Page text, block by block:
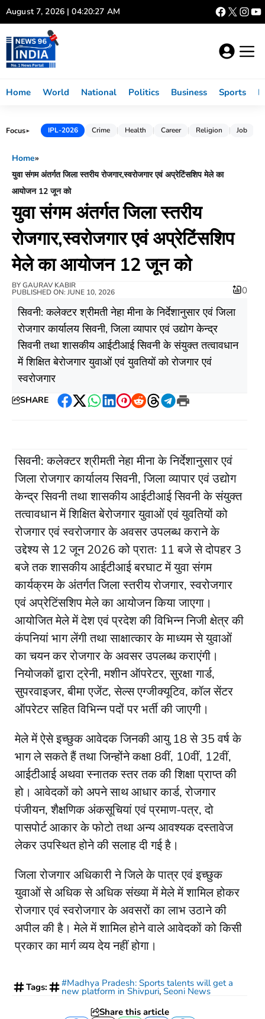
Skip
to
content
August 7, 2026 | 04:20:27 AM
Home World National Politics Business Sports
Focus► IPL-2026 Crime Health Career Religion Job
Home»
युवा संगम अंतर्गत जिला स्तरीय रोजगार,स्वरोजगार एवं अप्रेटिंसशिप मेले का
आयोजन 12 जून को
युवा संगम अंतर्गत जिला स्तरीय
रोजगार,स्वरोजगार एवं अप्रेटिंसशिप
मेले का आयोजन 12 जून को
BYGAURAV KABIR
PUBLISHED ON: JUNE 10, 2026 0
सिवनी: कलेक्टर श्रीमती नेहा मीना के निर्देशानुसार एवं जिला
रोजगार कार्यालय सिवनी, जिला व्यापार एवं उद्योग केन्द्र
सिवनी तथा शासकीय आईटीआई सिवनी के संयुक्त तत्वावधान
में शिक्षित बेरोजगार युवाओं एवं युवतियों को रोजगार एवं
स्वरोजगार
SHARE
Facebook
Twitter
WhatsApp
LinkedIn
Pinterest
RedditThreads
Telegram
Print
सिवनी: कलेक्टर श्रीमती नेहा मीना के निर्देशानुसार एवं
जिला रोजगार कार्यालय सिवनी, जिला व्यापार एवं उद्योग
केन्द्र सिवनी तथा शासकीय आईटीआई सिवनी के संयुक्त
तत्वावधान में शिक्षित बेरोजगार युवाओं एवं युवतियों को
रोजगार एवं स्वरोजगार के अवसर उपलब्ध कराने के
उद्देश्य से 12 जून 2026 को प्रातः 11 बजे से दोपहर 3
बजे तक शासकीय आईटीआई बरघाट में युवा संगम
कार्यक्रम के अंतर्गत जिला स्तरीय रोजगार, स्वरोजगार
एवं अप्रेटिंसशिप मेले का आयोजन किया जाएगा।
आयोजित मेले में देश एवं प्रदेश की विभिन्न निजी क्षेत्र की
कंपनियां भाग लेंगी तथा साक्षात्कार के माध्यम से युवाओं
का चयन कर रोजगार के अवसर उपलब्ध कराएंगी।
नियोजकों द्वारा ट्रेनी, मशीन ऑपरेटर, सुरक्षा गार्ड,
सुपरवाइजर, बीमा एजेंट, सेल्स एग्जीक्यूटिव, कॉल सेंटर
ऑपरेटर सहित विभिन्न पदों पर भर्ती की जाएगी।
मेले में ऐसे इच्छुक आवेदक जिनकी आयु 18 से 35 वर्ष के
भाग ले सकते हैं तथा जिन्होंने कक्षा 8वीं, 10वीं, 12वीं,
आईटीआई अथवा स्नातक स्तर तक की शिक्षा प्राप्त की
हो। आवेदकों को अपने साथ आधार कार्ड, रोजगार
पंजीयन, शैक्षणिक अंकसूचियां एवं प्रमाण-पत्र, दो
पासपोर्ट आकार के फोटो तथा अन्य आवश्यक दस्तावेज
लेकर उपस्थित होने की सलाह दी गई है।
जिला रोजगार अधिकारी ने जिले के पात्र एवं इच्छुक
युवाओं से अधिक से अधिक संख्या में मेले में शामिल होकर
रोजगार एवं स्वरोजगार के अवसरों का लाभ उठाने की
अपील की है। मेले में शामिल होने वाले आवेदकों को किसी
प्रकार का मार्ग व्यय देय नहीं होगा।
Tags: #Madhya Pradesh: Sports talents will get a
new platform in Shivpuri, Seoni News
Share this article